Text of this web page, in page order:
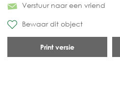
Verstuur naar een vriend
Bewaar dit object
Print versie